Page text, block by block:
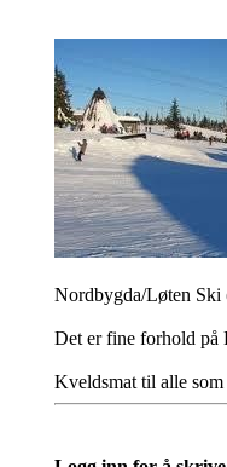
Nordbygda/Løten Ski
Det er fine forhold på
Kveldsmat til alle